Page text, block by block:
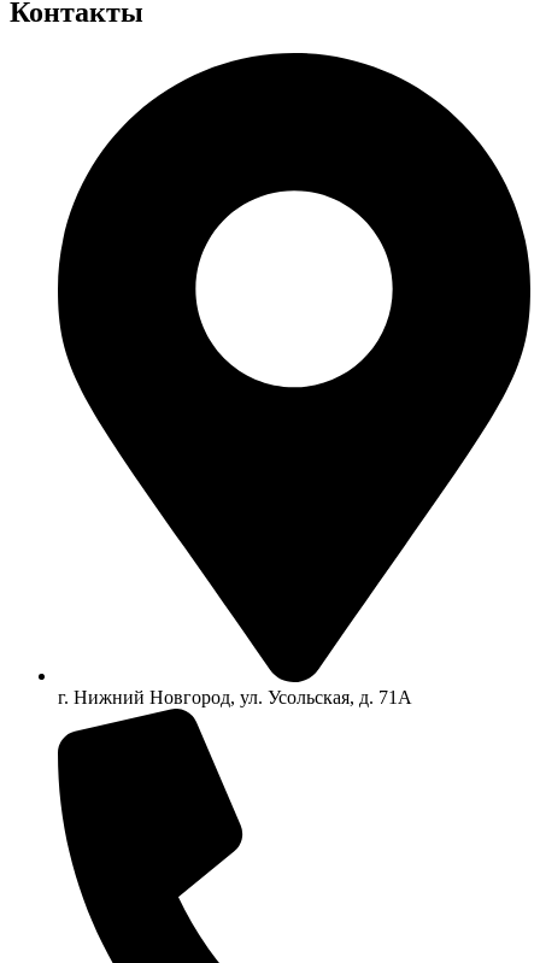
Контакты
г. Нижний Новгород, ул. Усольская, д. 71А